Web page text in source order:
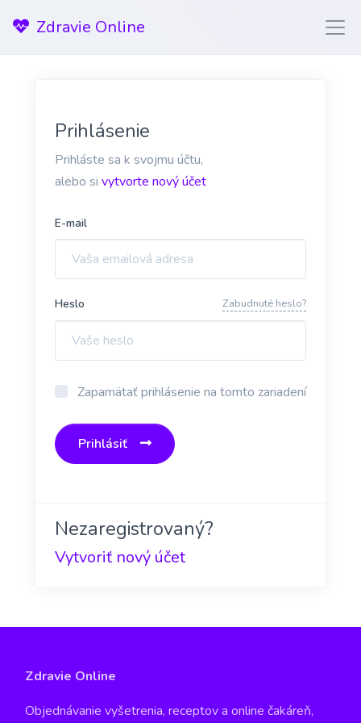
Zdravie Online
Prihlásenie
Prihláste sa k svojmu účtu,
alebo si vytvorte nový účet
E-mail
Heslo Zabudnuté heslo?
Zapamätať prihlásenie na tomto zariadení
Prihlásiť
Nezaregistrovaný?
Vytvoriť nový účet
Zdravie Online
Objednávanie vyšetrenia, receptov a online čakáreň,